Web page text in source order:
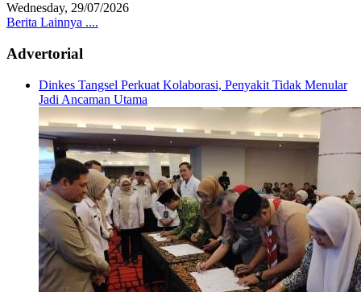
Wednesday, 29/07/2026
Berita Lainnya ....
Advertorial
Dinkes Tangsel Perkuat Kolaborasi, Penyakit Tidak Menular
Jadi Ancaman Utama